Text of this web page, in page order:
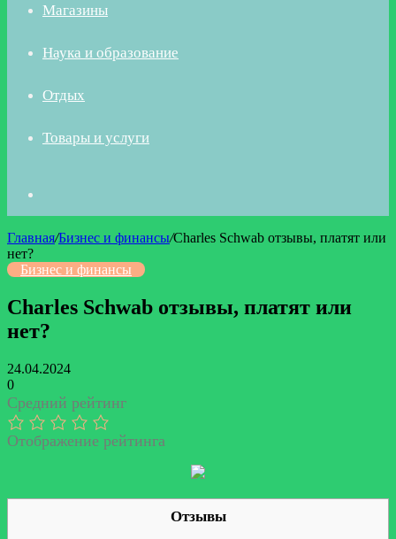
Магазины
Наука и образование
Отдых
Товары и услуги
Главная/Бизнес и финансы/Charles Schwab отзывы, платят или
нет?
Бизнес и финансы
Charles Schwab отзывы, платят или
нет?
24.04.2024
0
Средний рейтинг
Отображение рейтинга
Отзывы